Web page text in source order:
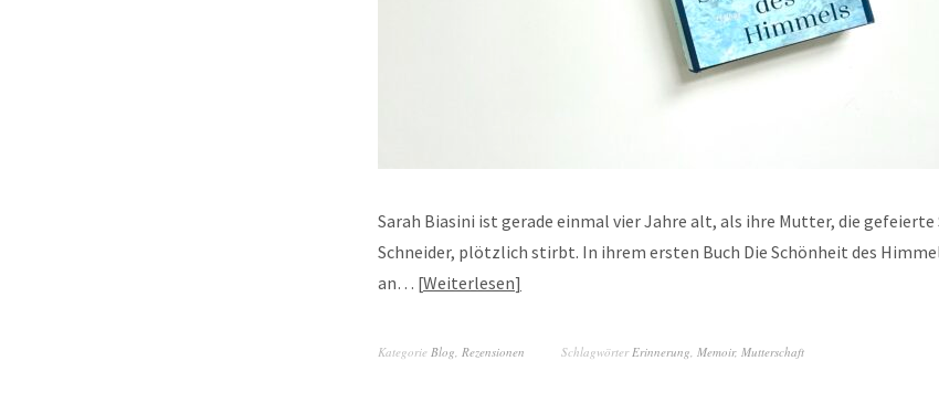
Sarah Biasini ist gerade einmal vier Jahre alt, als ihre Mutter, die gefeierte
Schneider, plötzlich stirbt. In ihrem ersten Buch Die Schönheit des
an… Weiterlesen
Kategorie Blog Rezensionen Schlagwörter Erinnerung Memoir, Mutterschaft